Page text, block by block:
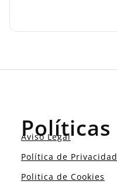
Políticas
Aviso Legal
Política de Privacidad
Politica de Cookies